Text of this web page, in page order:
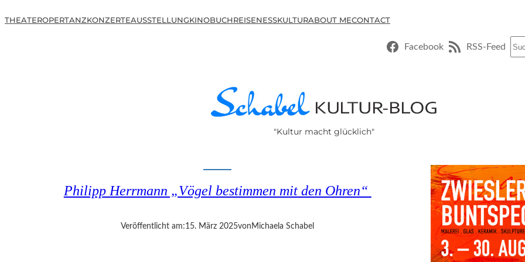
THEATEROPERTANZKONZERTEAUSSTELLUNGKINOBUCHREISENESSKULTURABOUT MECONTACT
Facebook RSS-Feed
"Kultur macht glücklich"
Philipp Herrmann „Vögel bestimmen mit den Ohren“
Veröffentlicht am:15. März 2025von Michaela Schabel